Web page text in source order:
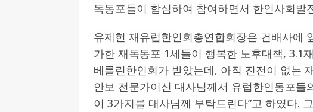
독동포들이 합심하여 참여하면서 한인사회발
유제헌 재유럽한인회총연합회장은 건배사에
가한 재독동포 1세들이 행복한 노후대책, 3.1
베를린한인회가 받았는데, 아직 진전이 없는
안보 전문가이신 대사님께서 유럽한인동포
이 3가지를 대사님께 부탁드린다”고 하였다.